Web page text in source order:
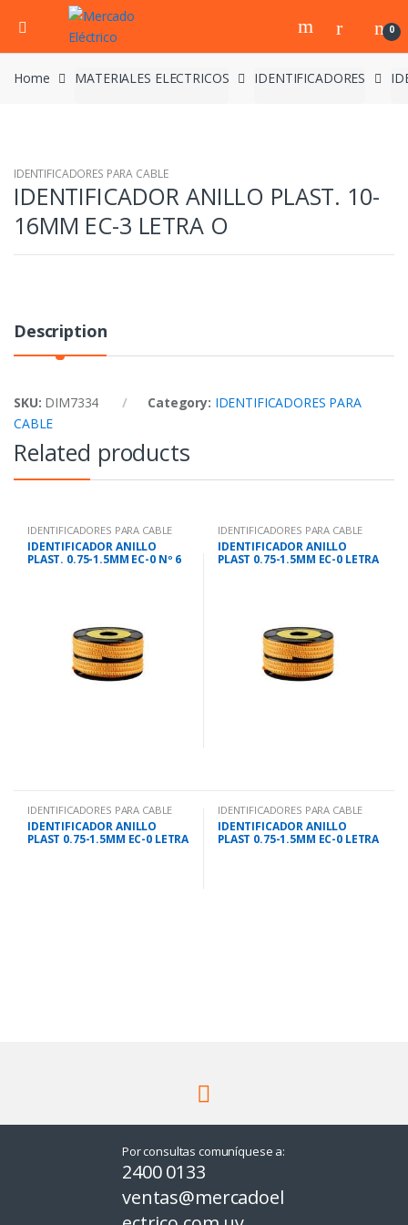
0
Home MATERIALES ELECTRICOS IDENTIFICADORES
IDENTIFICADORES PARA CABLE
IDENTIFICADOR ANILLO PLAST. 10-
16MM EC-3 LETRA O
Description
SKU: DIM7334 Category: IDENTIFICADORES PARA
CABLE
Related products
IDENTIFICADORES PARA CABLE
IDENTIFICADOR ANILLO
PLAST. 0.75-1.5MM EC-0 Nº 6
IDENTIFICADORES PARA CABLE
IDENTIFICADOR ANILLO
PLAST 0.75-1.5MM EC-0 LETRA
IDENTIFICADORES PARA CABLE
IDENTIFICADOR ANILLO
PLAST 0.75-1.5MM EC-0 LETRA
IDENTIFICADORES PARA CABLE
IDENTIFICADOR ANILLO
PLAST 0.75-1.5MM EC-0 LETRA
Por consultas comuníquese a:
2400 0133
ventas@mercadoel